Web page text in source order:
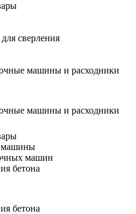
сверления
машины и расходники
машины и расходники
машины
машин
бетона
бетона